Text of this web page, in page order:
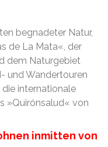
begnadeter Natur,
de La Mata«, der
dem Naturgebiet
und Wandertouren
die internationale
»Quirónsalud« von
inmitten von